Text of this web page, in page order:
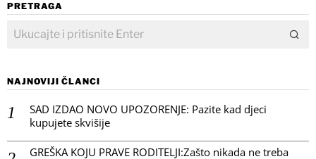
PRETRAGA
NAJNOVIJI ČLANCI
SAD IZDAO NOVO UPOZORENJE: Pazite kad djeci
kupujete skvišije
GREŠKA KOJU PRAVE RODITELJI:Zašto nikada ne treba